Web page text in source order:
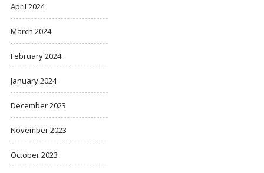
April 2024
March 2024
February 2024
January 2024
December 2023
November 2023
October 2023